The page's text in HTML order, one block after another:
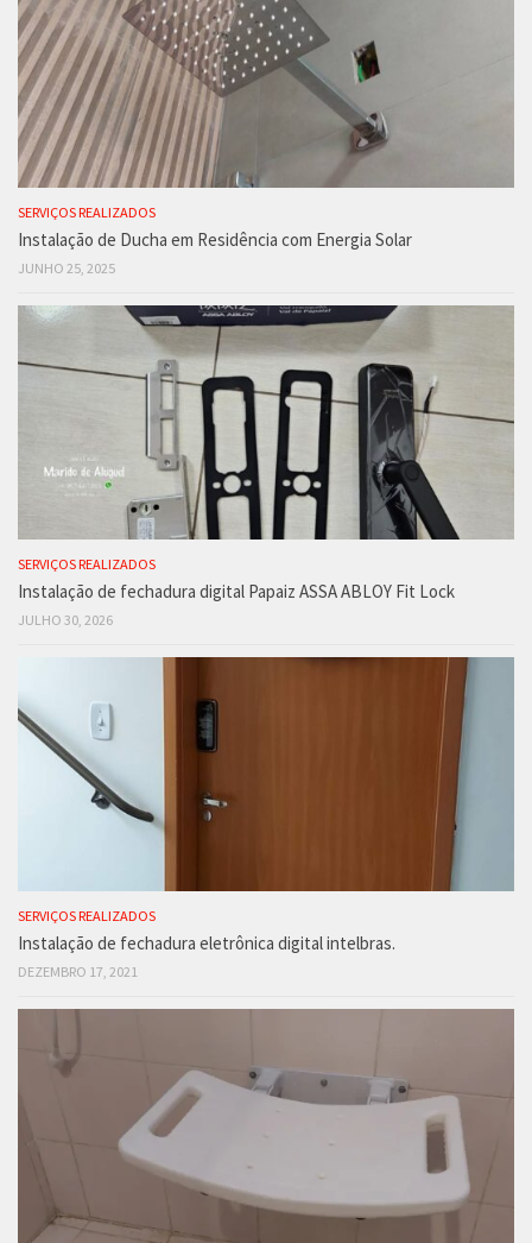
SERVIÇOS REALIZADOS
Instalação de Ducha em Residência com Energia Solar
JUNHO 25, 2025
SERVIÇOS REALIZADOS
Instalação de fechadura digital Papaiz ASSA ABLOY Fit Lock
JULHO 30, 2026
SERVIÇOS REALIZADOS
Instalação de fechadura eletrônica digital intelbras.
DEZEMBRO 17, 2021